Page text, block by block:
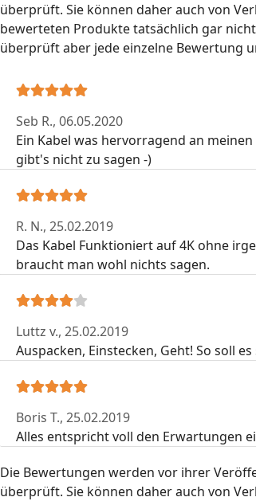
überprüft. Sie können daher auch von
bewerteten Produkte tatsächlich gar
überprüft aber jede einzelne Bewertung
Seb R., 06.05.2020
Ein Kabel was hervorragend an
gibt's nicht zu sagen -)
R. N., 25.02.2019
Das Kabel Funktioniert auf 4K ohne
braucht man wohl nichts sagen.
Luttz v., 25.02.2019
Auspacken, Einstecken, Geht! So soll es
Boris T., 25.02.2019
Alles entspricht voll den Erwartungen
Die Bewertungen werden vor ihrer
überprüft. Sie können daher auch von